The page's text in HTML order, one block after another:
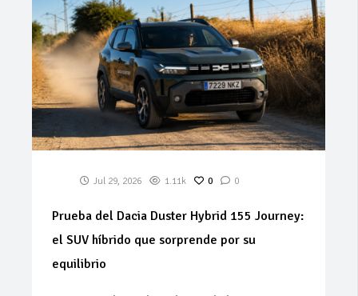
Jul 29, 2026 1.11k 0 0
Prueba del Dacia Duster Hybrid 155 Journey:
el SUV híbrido que sorprende por su
equilibrio